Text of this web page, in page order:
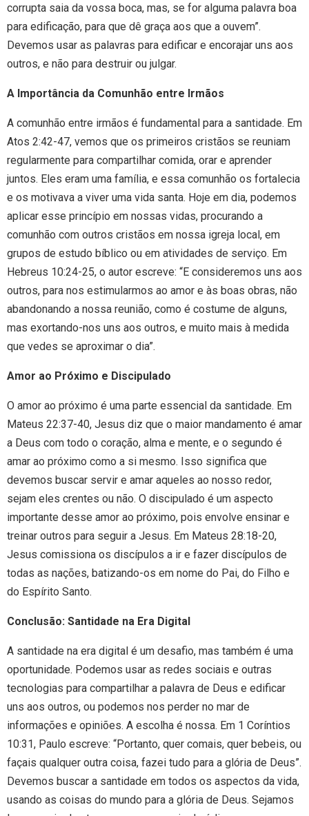
corrupta saia da vossa boca, mas, se for alguma palavra boa
para edificação, para que dê graça aos que a ouvem”.
Devemos usar as palavras para edificar e encorajar uns aos
outros, e não para destruir ou julgar.
A Importância da Comunhão entre Irmãos
A comunhão entre irmãos é fundamental para a santidade. Em
Atos 2:42-47, vemos que os primeiros cristãos se reuniam
regularmente para compartilhar comida, orar e aprender
juntos. Eles eram uma família, e essa comunhão os fortalecia
e os motivava a viver uma vida santa. Hoje em dia, podemos
aplicar esse princípio em nossas vidas, procurando a
comunhão com outros cristãos em nossa igreja local, em
grupos de estudo bíblico ou em atividades de serviço. Em
Hebreus 10:24-25, o autor escreve: “E consideremos uns aos
outros, para nos estimularmos ao amor e às boas obras, não
abandonando a nossa reunião, como é costume de alguns,
mas exortando-nos uns aos outros, e muito mais à medida
que vedes se aproximar o dia”.
Amor ao Próximo e Discipulado
O amor ao próximo é uma parte essencial da santidade. Em
Mateus 22:37-40, Jesus diz que o maior mandamento é amar
a Deus com todo o coração, alma e mente, e o segundo é
amar ao próximo como a si mesmo. Isso significa que
devemos buscar servir e amar aqueles ao nosso redor,
sejam eles crentes ou não. O discipulado é um aspecto
importante desse amor ao próximo, pois envolve ensinar e
treinar outros para seguir a Jesus. Em Mateus 28:18-20,
Jesus comissiona os discípulos a ir e fazer discípulos de
todas as nações, batizando-os em nome do Pai, do Filho e
do Espírito Santo.
Conclusão: Santidade na Era Digital
A santidade na era digital é um desafio, mas também é uma
oportunidade. Podemos usar as redes sociais e outras
tecnologias para compartilhar a palavra de Deus e edificar
uns aos outros, ou podemos nos perder no mar de
informações e opiniões. A escolha é nossa. Em 1 Coríntios
10:31, Paulo escreve: “Portanto, quer comais, quer bebeis, ou
façais qualquer outra coisa, fazei tudo para a glória de Deus”.
Devemos buscar a santidade em todos os aspectos da vida,
usando as coisas do mundo para a glória de Deus. Sejamos